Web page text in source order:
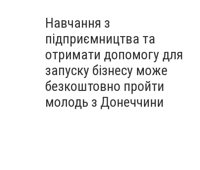
Навчання з
підприємництва та
отримати допомогу для
запуску бізнесу може
безкоштовно пройти
молодь з Донеччини